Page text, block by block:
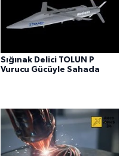
Sığınak Delici TOLUN P
Vurucu Gücüyle Sahada